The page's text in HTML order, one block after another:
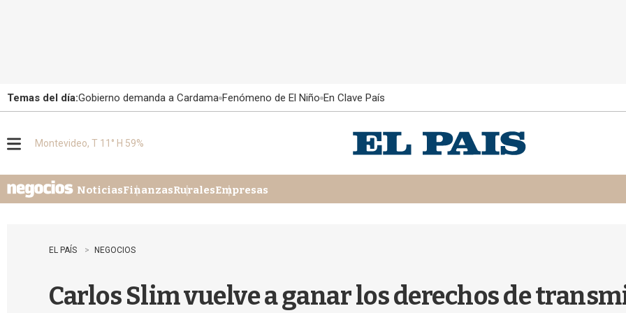
Temas del día:Gobierno demanda a Cardama Fenómeno de El Niño En Clave País
u
Montevideo, T 11° H 59%
NoticiasFinanzasRuralesEmpresas
EL PAÍS NEGOCIOS
Carlos Slim vuelve a ganar los derechos de